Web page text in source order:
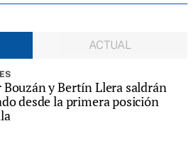
ACTUAL
Bouzán y Bertín Llera saldrán
desde la primera posición